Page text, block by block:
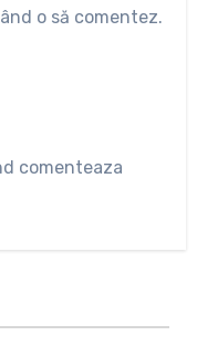
o să comentez.
comenteaza